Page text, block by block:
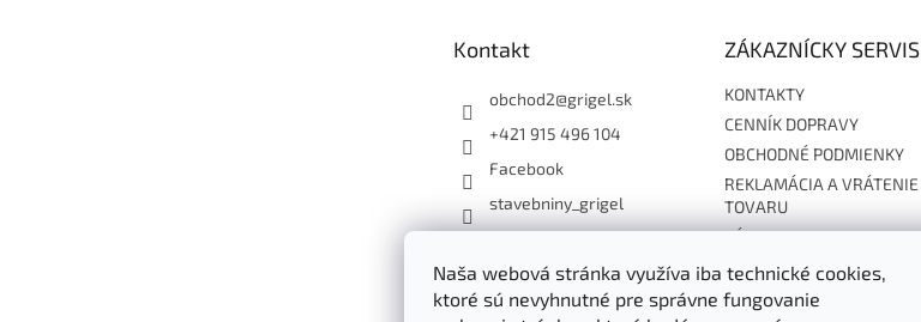
Naša webová stránka využíva iba technické cookies,
ktoré sú nevyhnutné pre správne fungovanie
Kontakt
obchod2@grigel.sk
+421 915 496 104
Facebook
stavebniny_grigel
+421915496104
ZÁKAZNÍCKY SERVIS
KONTAKTY
CENNÍK DOPRAVY
OBCHODNÉ PODMIENKY
REKLAMÁCIA A VRÁTENIE
TOVARU
ZÁSADY OCHRANY
Súhlas so zasielaním EF